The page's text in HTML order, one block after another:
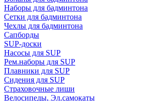
Наборы для бадминтона
Сетки для бадминтона
Чехлы для бадминтона
Сапборды
SUP-доски
Насосы для SUP
Рем.наборы для SUP
Плавники для SUP
Сидения для SUP
Страховочные лиши
Велосипеды, Эл.самокаты